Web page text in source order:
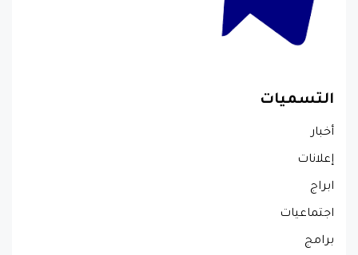
التسميات
أخبار
إعلانات
ابراج
اجتماعيات
برامج